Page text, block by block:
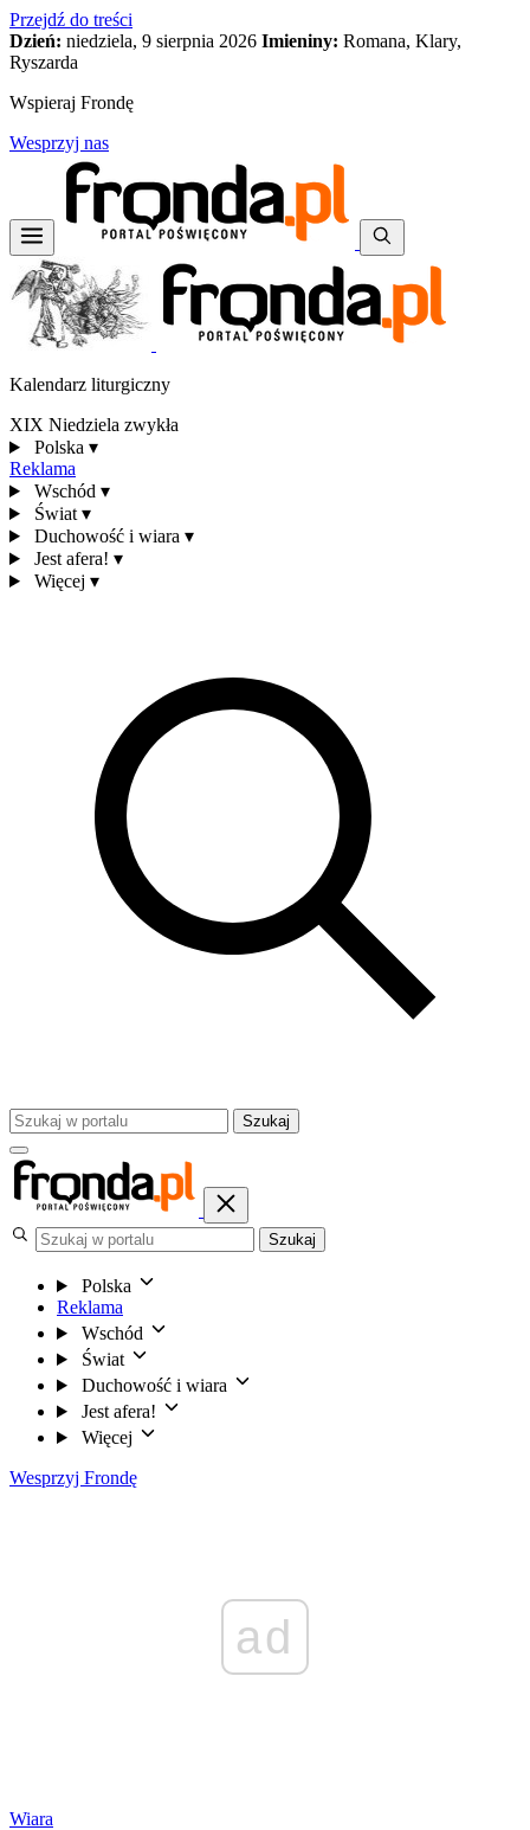
Przejdź do treści
Dzień: niedziela, 9 sierpnia 2026 Imieniny: Romana, Klary,
Ryszarda
Wspieraj Frondę
Wesprzyj nas
Kalendarz liturgiczny
XIX Niedziela zwykła
Polska ▾
Reklama
Wschód ▾
Świat ▾
Duchowość i wiara ▾
Jest afera! ▾
Więcej ▾
Szukaj
Szukaj
Polska
Reklama
Wschód
Świat
Duchowość i wiara
Jest afera!
Więcej
Wesprzyj Frondę
ad
Wiara